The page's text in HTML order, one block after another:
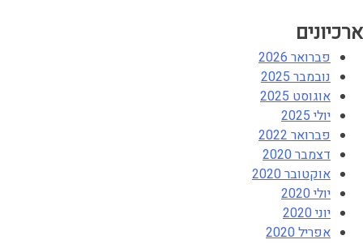
ארכיונים
פברואר 2026
נובמבר 2025
אוגוסט 2025
יולי 2025
פברואר 2022
דצמבר 2020
אוקטובר 2020
יולי 2020
יוני 2020
אפריל 2020